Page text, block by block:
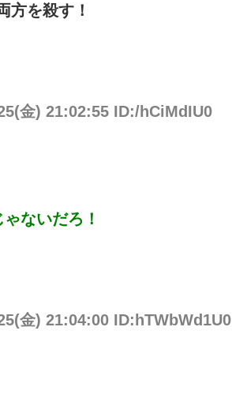
方を殺す！
金) 21:02:55 ID:/hCiMdIU0
ないだろ！
金) 21:04:00 ID:hTWbWd1U0